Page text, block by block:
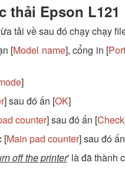
thải Epson L121
tải về sau đó chạy chạy
[Model name], cổng in [
]
] sau đó ấn [OK]
counter] sau đó ấn [Check
[Main pad counter] sau đó
off the printer' là đã thành